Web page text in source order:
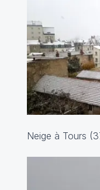
Neige à Tours